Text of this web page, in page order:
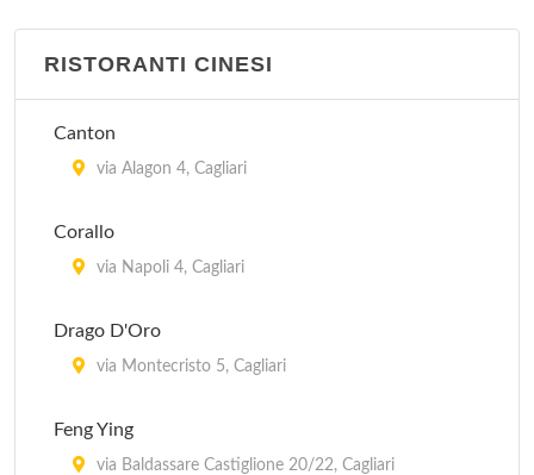
RISTORANTI CINESI
Canton
via Alagon 4, Cagliari
Corallo
via Napoli 4, Cagliari
Drago D'Oro
via Montecristo 5, Cagliari
Feng Ying
via Baldassare Castiglione 20/22, Cagliari